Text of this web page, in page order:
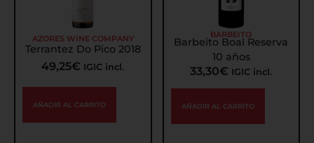
AZORES WINE COMPANY
Terrantez Do Pico 2018
49,25€ IGIC incl.
AÑADIR AL CARRITO
BARBEITO
Barbeito Boal Reserva
10 años
33,30€ IGIC incl.
AÑADIR AL CARRITO